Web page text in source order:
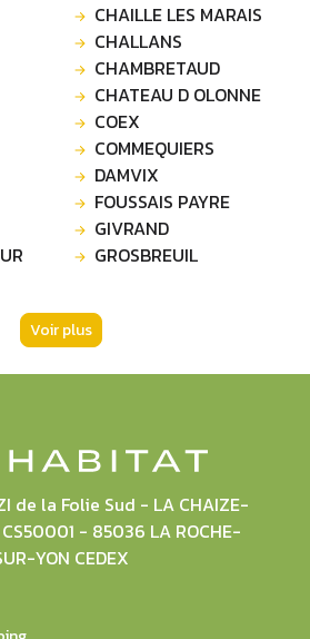
CHAILLE LES MARAIS
CHALLANS
CHAMBRETAUD
CHATEAU D OLONNE
COEX
COMMEQUIERS
DAMVIX
FOUSSAIS PAYRE
GIVRAND
GROSBREUIL
Voir plus
de la Folie Sud - LA CHAIZE-
- 85036 LA ROCHE-
YON CEDEX